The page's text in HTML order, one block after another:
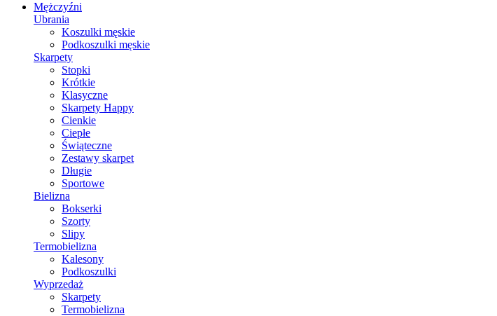
Mężczyźni
Ubrania
Koszulki męskie
Podkoszulki męskie
Skarpety
Stopki
Krótkie
Klasyczne
Skarpety Happy
Cienkie
Ciepłe
Świąteczne
Zestawy skarpet
Długie
Sportowe
Bielizna
Bokserki
Szorty
Slipy
Termobielizna
Kalesony
Podkoszulki
Wyprzedaż
Skarpety
Termobielizna